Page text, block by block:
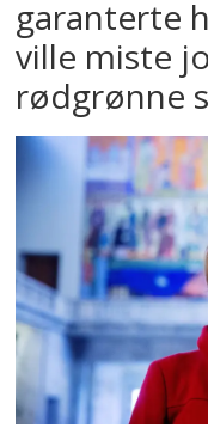
garanterte
ville miste
rødgrønne